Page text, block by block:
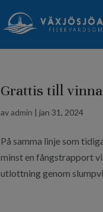
Grattis till
avadmin | jan 31, 2024
På samma linje som
minst en fångstrapport
utlottning genom